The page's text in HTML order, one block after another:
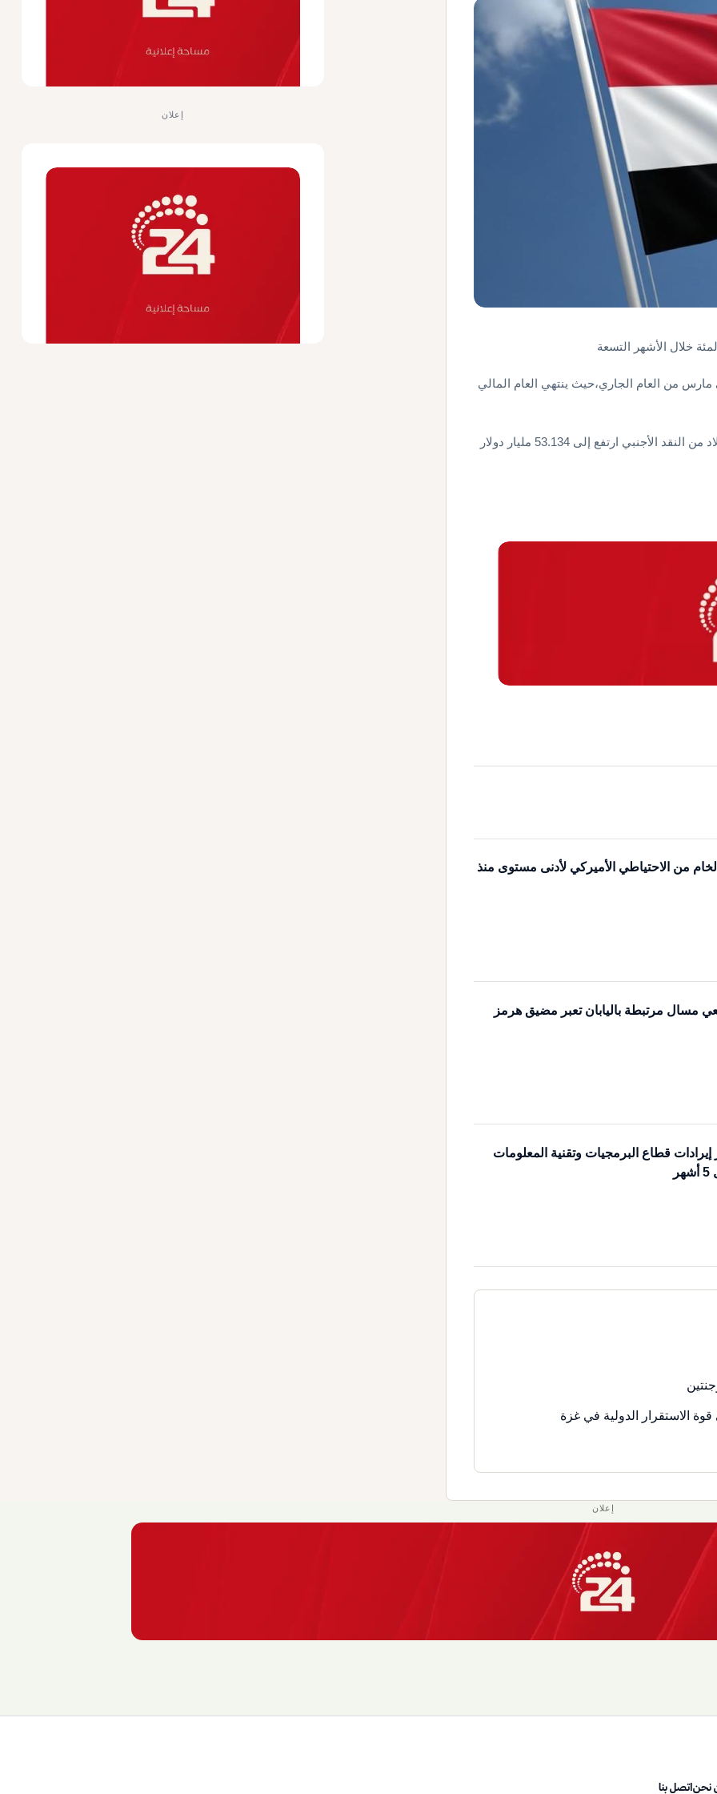
⁠من العام الماضي إلى مارس ​من ⁠العام الجاري،حيث ينتهي العام المالي
كما قال البنك المركزي المصري ​اليوم، إن صافي ‌احتياطيات ⁠البلاد ‌من ⁠النقد ​الأجنبي ⁠ارتفع إلى ⁠53.134 مليار ⁠دولار
من الاحتياطي الأميركي لأدنى مستوى منذ
مسال مرتبطة باليابان تعبر مضيق هرمز
إيرادات قطاع البرمجيات وتقنية المعلومات
الاستقرار الدولية في غزة
إعلان
إعلان
نحناتصل بنا